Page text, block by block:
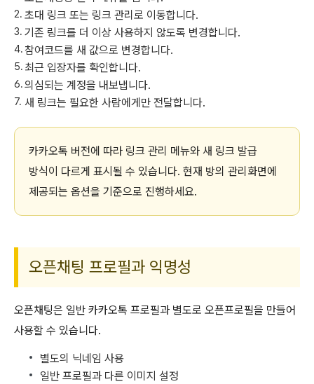
초대 링크 또는 링크 관리로 이동합니다.
기존 링크를 더 이상 사용하지 않도록 변경합니다.
참여코드를 새 값으로 변경합니다.
최근 입장자를 확인합니다.
의심되는 계정을 내보냅니다.
새 링크는 필요한 사람에게만 전달합니다.
카카오톡 버전에 따라 링크 관리 메뉴와 새 링크 발급
방식이 다르게 표시될 수 있습니다. 현재 방의 관리화면에
제공되는 옵션을 기준으로 진행하세요.
오픈채팅 프로필과 익명성
오픈채팅은 일반 카카오톡 프로필과 별도로 오픈프로필을 만들어
사용할 수 있습니다.
별도의 닉네임 사용
일반 프로필과 다른 이미지 설정